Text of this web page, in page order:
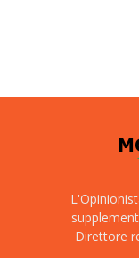
Direttore